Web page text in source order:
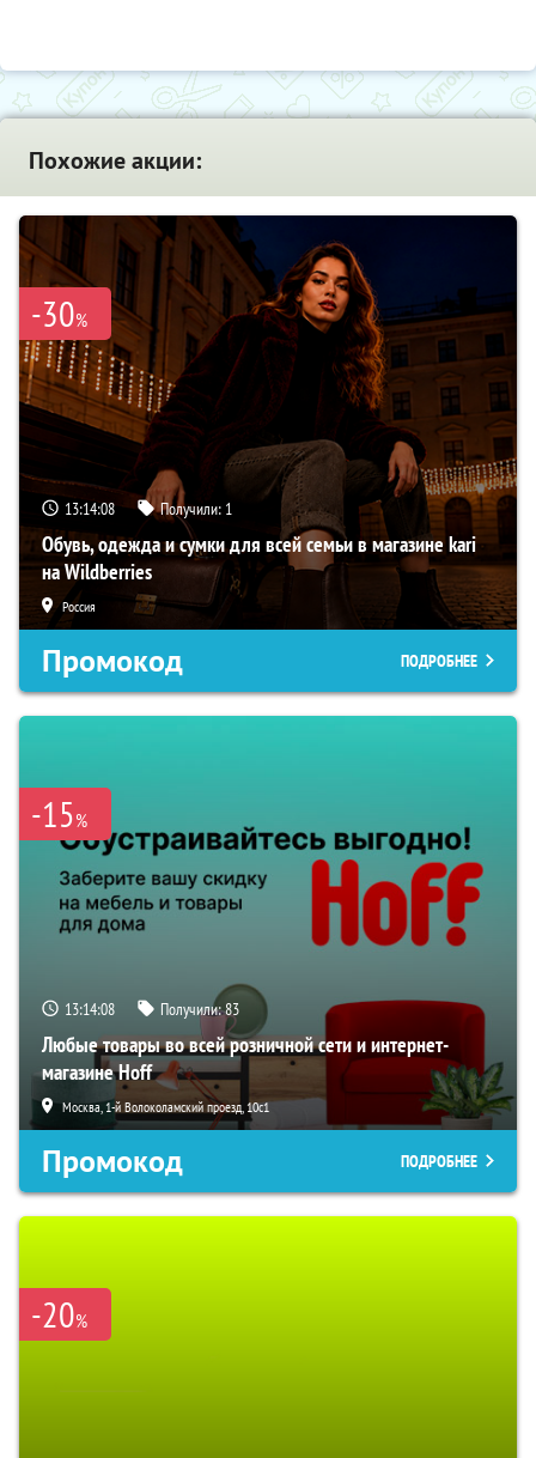
Похожие акции:
-30%
13:14:06 Получили: 1
Обувь, одежда и сумки для всей семьи в магазине kari
на Wildberries
Россия
Промокод ПОДРОБНЕЕ
-15%
13:14:06 Получили:83
Любые товары во всей розничной сети и интернет-
магазине Hoff
Москва, 1-й Волоколамский проезд, 10с1
Промокод ПОДРОБНЕЕ
-20%